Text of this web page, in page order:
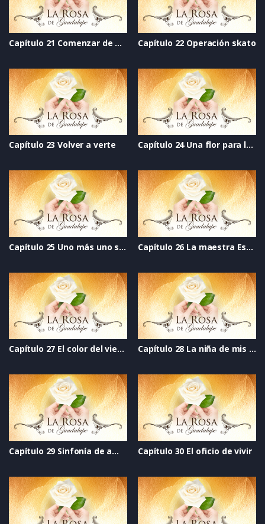
Capítulo 21 Comenzar de nuevo Capítulo 22 Operación skato
Capítulo 23 Volver a verte Capítulo 24 Una flor para la vida
Capítulo 25 Uno más uno siempre es dos Capítulo 26 La maestra Estelita
Capítulo 27 El color del viento Capítulo 28 La niña de mis ojos
Capítulo 29 Sinfonía de amor Capítulo 30 El oficio de vivir